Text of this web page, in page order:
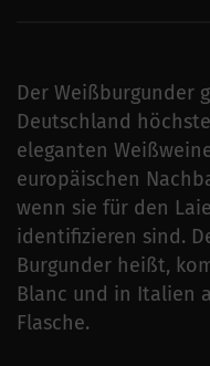
Der Weißburgunder
Deutschland
eleganten
europäischen
wenn sie für den
identifizieren sind.
Burgunder heißt,
Blanc und in Italien
Flasche.